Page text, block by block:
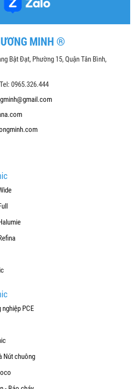
MINH ®
Bật Đạt, Phường 15, Quận Tân Bình,
0965.326.444
PCE
Nút chuông